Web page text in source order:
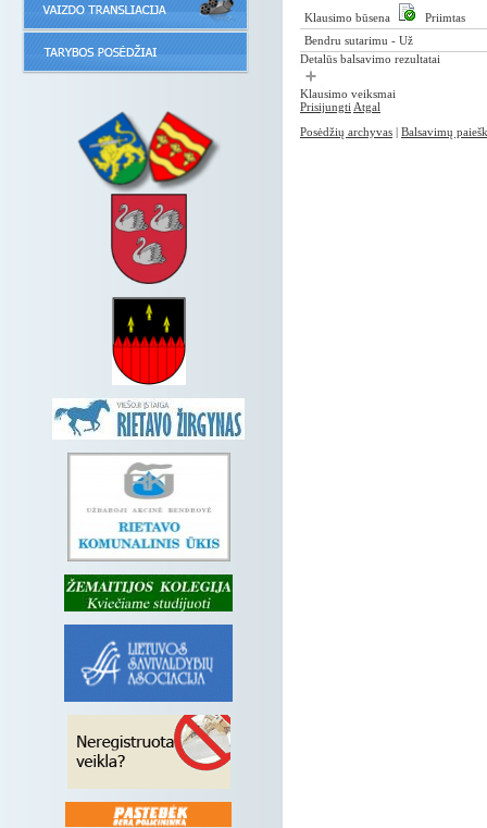
Klausimo būsena
Priimtas
Bendru sutarimu - Už
Detalūs balsavimo rezultatai
Klausimo veiksmai
PrisijungtiAtgal
Posėdžių archyvas
Balsavimų